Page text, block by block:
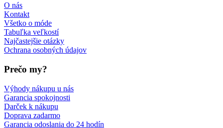
O nás
Kontakt
Všetko o móde
Tabuľka veľkostí
Najčastejšie otázky
Ochrana osobných údajov
Prečo my?
Výhody nákupu u nás
Garancia spokojnosti
Darček k nákupu
Doprava zadarmo
Garancia odoslania do 24 hodín